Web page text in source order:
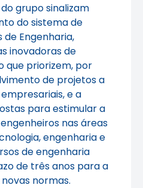
grupo sinalizam
do sistema de
de Engenharia,
inovadoras de
que priorizem, por
de projetos a
e a
para estimular a
nas áreas
engenharia e
de engenharia
de três anos para a
normas.